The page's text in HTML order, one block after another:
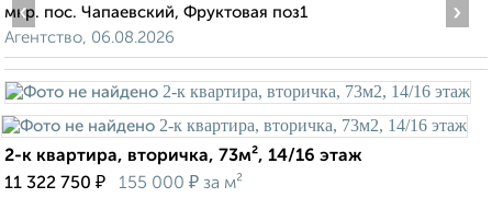
мкр. пос. Чапаевский, Фруктовая поз1
Агентство, 06.08.2026
‹ ›
2-к квартира, вторичка, 73м², 14/16 этаж
11 322 750 ₽ 155 000 ₽ за м²